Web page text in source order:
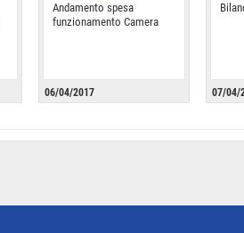
Andamento spesa
funzionamento Camera
06/04/2017 07/04/